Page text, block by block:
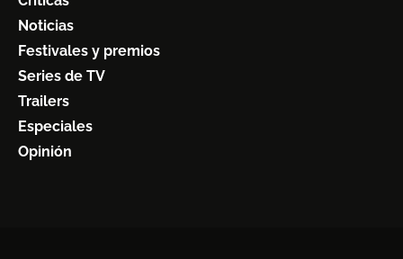
Noticias
Festivales y premios
Series de TV
Trailers
Especiales
Opinión